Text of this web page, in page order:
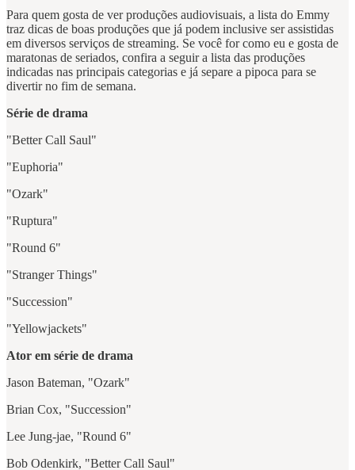
Para quem gosta de ver produções audiovisuais, a lista do Emmy
traz dicas de boas produções que já podem inclusive ser assistidas
em diversos serviços de streaming. Se você for como eu e gosta de
maratonas de seriados, confira a seguir a lista das produções
indicadas nas principais categorias e já separe a pipoca para se
divertir no fim de semana.
Série de drama
"Better Call Saul"
"Euphoria"
"Ozark"
"Ruptura"
"Round 6"
"Stranger Things"
"Succession"
"Yellowjackets"
Ator em série de drama
Jason Bateman, "Ozark"
Brian Cox, "Succession"
Lee Jung-jae, "Round 6"
Bob Odenkirk, "Better Call Saul"